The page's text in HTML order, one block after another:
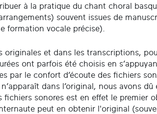
à la pratique du chant choral
souvent issues de
formation vocale précise).
originales et dans les transcriptions,
ont parfois été choisis en
par le confort d’écoute des fichiers
dans l’original, nous avons
fichiers sonores est en effet le premier
peut en obtenir l'original